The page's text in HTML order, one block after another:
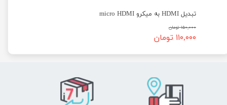
تبدیل HDMI به میکرو micro HDMI
۱۵۰,۰۰۰ تومان
۱۱۰,۰۰۰ تومان